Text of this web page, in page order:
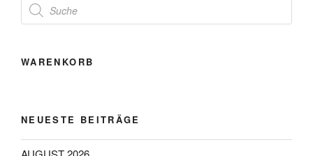
search
WARENKORB
NEUESTE BEITRÄGE